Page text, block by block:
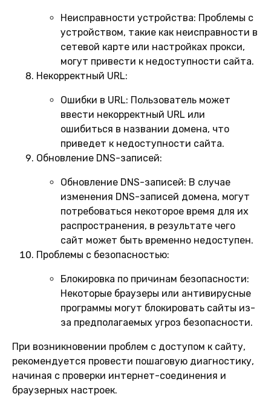
Неисправности устройства: Проблемы с
устройством, такие как неисправности в
сетевой карте или настройках прокси,
могут привести к недоступности сайта.
Некорректный URL:
Ошибки в URL: Пользователь может
ввести некорректный URL или
ошибиться в названии домена, что
приведет к недоступности сайта.
Обновление DNS-записей:
Обновление DNS-записей: В случае
изменения DNS-записей домена, могут
потребоваться некоторое время для их
распространения, в результате чего
сайт может быть временно недоступен.
Проблемы с безопасностью:
Блокировка по причинам безопасности:
Некоторые браузеры или антивирусные
программы могут блокировать сайты из-
за предполагаемых угроз безопасности.
При возникновении проблем с доступом к сайту,
рекомендуется провести пошаговую диагностику,
начиная с проверки интернет-соединения и
браузерных настроек.